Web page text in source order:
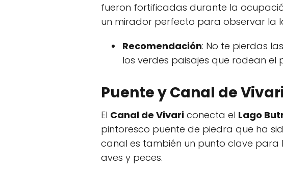
fueron fortificadas durante la
un mirador perfecto para observar la
Recomendación: No te pierdas
los verdes paisajes que rodean el
Puente y Canal de
El Canal de Vivari conecta el Lago
pintoresco puente de piedra que ha
canal es también un punto clave para
aves y peces.